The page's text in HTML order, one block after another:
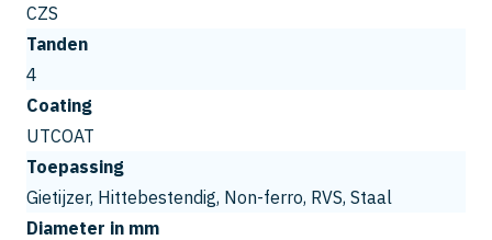
CZS
Tanden
4
Coating
UTCOAT
Toepassing
Gietijzer, Hittebestendig, Non-ferro, RVS, Staal
Diameter in mm